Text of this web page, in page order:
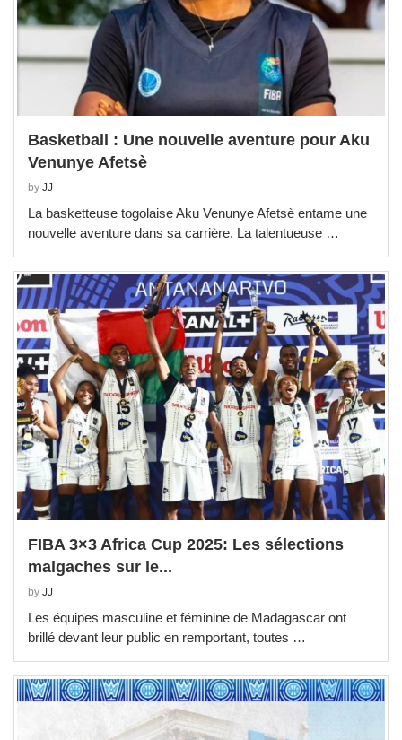
Basketball : Une nouvelle aventure pour Aku
Venunye Afetsè
by JJ
La basketteuse togolaise Aku Venunye Afetsè entame une
nouvelle aventure dans sa carrière. La talentueuse …
FIBA 3×3 Africa Cup 2025: Les sélections
malgaches sur le...
by JJ
Les équipes masculine et féminine de Madagascar ont
brillé devant leur public en remportant, toutes …